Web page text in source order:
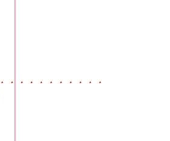
・・・・・・・・・・